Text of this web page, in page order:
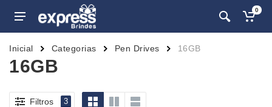
0
Inicial Categorias Pen Drives 16GB
16GB
Filtros 3